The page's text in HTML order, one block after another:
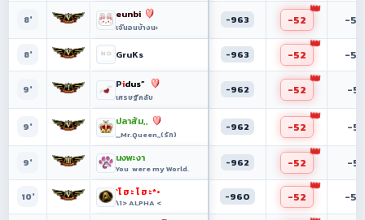
8° eunbi
เจ๊นอนบ้างนะ
-963 -52 -50
8° GruKs -963 -52 -50
9° Pidus”
เศรษฐีคลับ
-962 -52 -51
9° ปลาส้ม,,
,,,Mr.Queen,,(รัก)
-962 -52 -51
9° นงพะงา
You were my World. -962 -52 -51
10° `โ ฮ ะ โ ฮ ะ*•
\1> ALPHA < -960 -52 -50